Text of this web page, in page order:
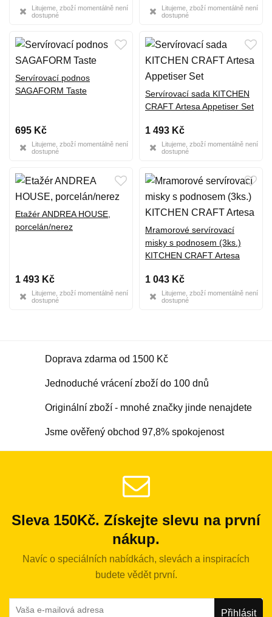
Litujeme, zboží momentálně není
dostupné
Litujeme, zboží momentálně není
dostupné
Servírovací podnos
SAGAFORM Taste
695 Kč
Litujeme, zboží momentálně není
dostupné
Servírovací sada KITCHEN
CRAFT Artesa Appetiser Set
1 493 Kč
Litujeme, zboží momentálně není
dostupné
Etažér ANDREA HOUSE,
porcelán/nerez
1 493 Kč
Litujeme, zboží momentálně není
dostupné
Mramorové servírovací
misky s podnosem (3ks.)
KITCHEN CRAFT Artesa
1 043 Kč
Litujeme, zboží momentálně není
dostupné
Doprava zdarma od 1500 Kč
Jednoduché vrácení zboží do 100 dnů
Originální zboží - mnohé značky jinde nenajdete
Jsme ověřený obchod 97,8% spokojenost
Sleva 150Kč. Získejte slevu na první
nákup.
Navíc o speciálních nabídkách, slevách a inspiracích
budete vědět první.